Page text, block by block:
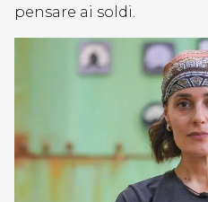
pensare ai soldi.